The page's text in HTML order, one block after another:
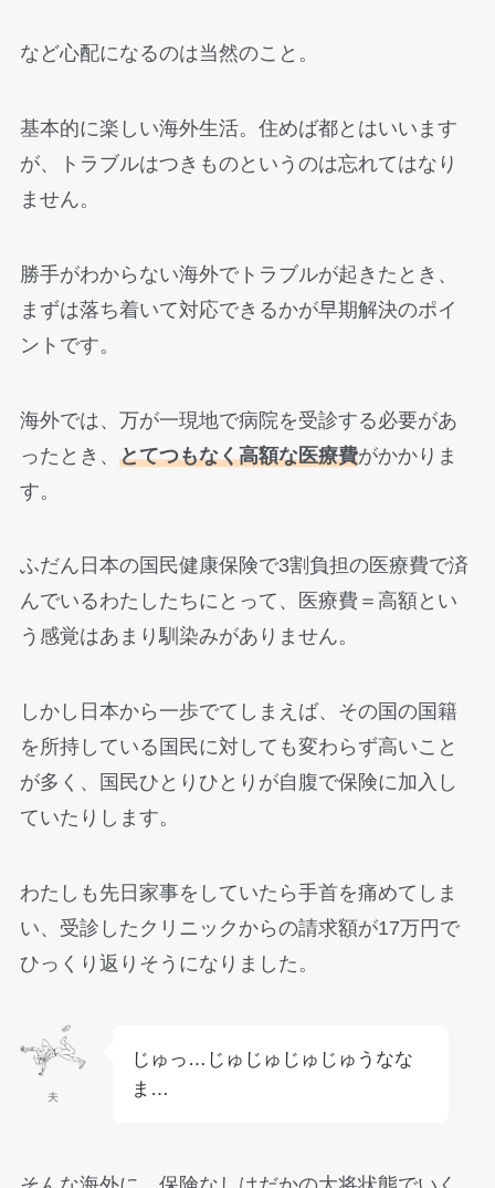
など心配になるのは当然のこと。
基本的に楽しい海外生活。住めば都とはいいます
が、トラブルはつきものというのは忘れてはなり
ません。
勝手がわからない海外でトラブルが起きたとき、
まずは落ち着いて対応できるかが早期解決のポイ
ントです。
海外では、万が一現地で病院を受診する必要があ
ったとき、 とてつもなく高額な医療費がかかりま
す。
ふだん日本の国民健康保険で3割負担の医療費で済
んでいるわたしたちにとって、医療費＝高額とい
う感覚はあまり馴染みがありません。
しかし日本から一歩でてしまえば、その国の国籍
を所持している国民に対しても変わらず高いこと
が多く、国民ひとりひとりが自腹で保険に加入し
ていたりします。
わたしも先日家事をしていたら手首を痛めてしま
い、受診したクリニックからの請求額が17万円で
ひっくり返りそうになりました。
夫
じゅっ…じゅじゅじゅじゅうなな
ま…